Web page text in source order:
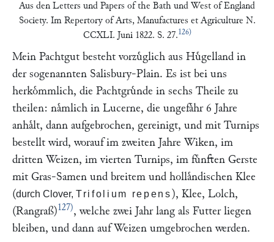
Aus den Letters und Papers of the Bath und West of England
Society. Im Repertory of Arts, Manufactures et Agriculture N.
CCXLI. Juni 1822. S. 27.126)
Mein Pachtgut besteht vorzuͤglich aus Huͤgelland in
der sogenannten Salisbury-Plain. Es ist bei uns
herkoͤmmlich, die Pachtgruͤnde in sechs Theile zu
theilen: naͤmlich in Lucerne, die ungefaͤhr 6 Jahre
anhaͤlt, dann aufgebrochen, gereinigt, und mit Turnips
bestellt wird, worauf im zweiten Jahre Wiken, im
dritten Weizen, im vierten Turnips, im fuͤnften Gerste
mit Gras-Samen und breitem und hollaͤndischen Klee
(durch Clover, Trifolium repens ), Klee, Lolch,
(Rangraß)127), welche zwei Jahr lang als Futter liegen
bleiben, und dann auf Weizen umgebrochen werden.